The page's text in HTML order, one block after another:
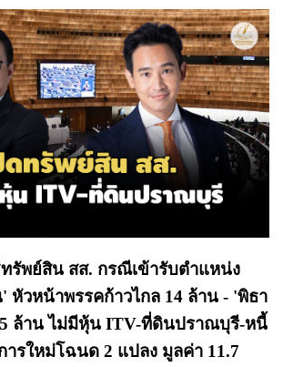
รัพย์สิน สส. กรณีเข้ารับตำแหน่ง
หัวหน้าพรรคก้าวไกล 14 ล้าน - 'พิธา
ล้าน ไม่มีหุ้น ITV-ที่ดินปราณบุรี-หนี้
รใหม่โฉนด 2 แปลง มูลค่า 11.7